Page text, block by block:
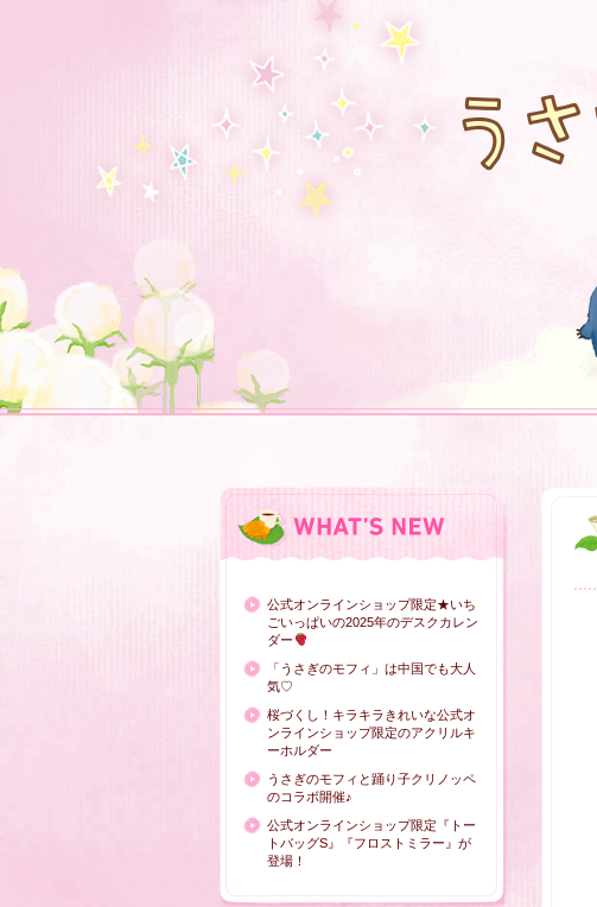
公式オンラインショップ限定★いち
ごいっぱいの2025年のデスクカレン
ダー
「うさぎのモフィ」は中国でも大人
気♡
桜づくし！キラキラきれいな公式オ
ンラインショップ限定のアクリルキ
ーホルダー
うさぎのモフィと踊り子クリノッペ
のコラボ開催♪
公式オンラインショップ限定『トー
トバッグS』『フロストミラー』が
登場！